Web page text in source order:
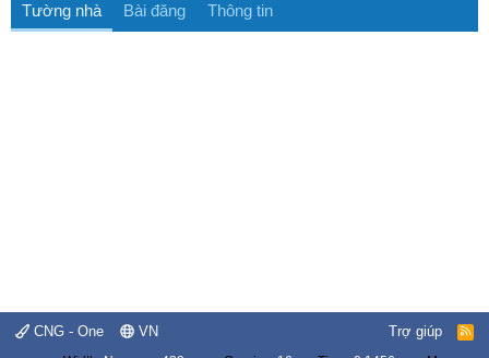
Tường nhà Bài đăng Thông tin
CNG - One VN Trợ giúp
R